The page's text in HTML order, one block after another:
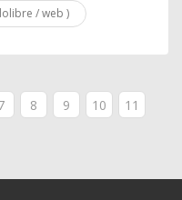
/ web )
8 9 10 11